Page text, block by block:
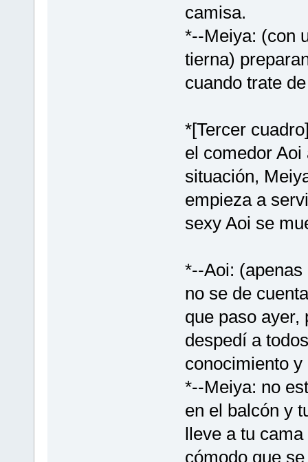
camisa.
*--Meiya: (con
tierna)
cuando trate
*[Tercer
el comedor
situación,
empieza a
sexy Aoi se
*--Aoi:
no se de
que paso ayer,
despedí a
conocimiento
*--Meiya: no
en el balcón y
lleve a tu
cómodo que